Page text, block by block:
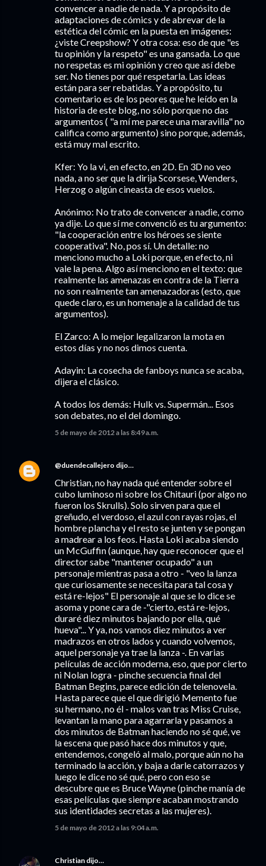
convencer a nadie de nada. Y a propósito de
adaptaciones de cómics y de abrevar de la
estética del cómic en la puesta en imágenes:
¿viste Creepshow? Y otra cosa: eso de que "es
tu opinión y la respeto" es una gansada. Lo que
no respetas es mi opinión y creo que así debe
ser. No tienes por qué respetarla. Las ideas
están para ser rebatidas. Y a propósito, tu
comentario es de los peores que he leído en la
historia de este blog, no sólo porque no das
argumentos ( "a mí me parece una maravilla" no
califica como argumento) sino porque, además,
está muy mal escrito.
Kfer: Yo la vi, en efecto, en 2D. En 3D no veo
nada, a no ser que la dirija Scorsese, Wenders,
Herzog o algún cineasta de esos vuelos.
Anónimo: No trato de convencer a nadie, como
ya dije. Lo que sí me convenció es tu argumento:
"la cooperación entre los héroes se siente
cooperativa". No, pos sí. Un detalle: no
menciono mucho a Loki porque, en efecto, ni
vale la pena. Algo así menciono en el texto: que
realmente las amenazas en contra de la Tierra
no son realmente tan amenazadoras (esto, que
quede claro, es un homenaje a la calidad de tus
argumentos).
El Zarco: A lo mejor legalizaron la mota en
estos días y no nos dimos cuenta.
Adayin: La cosecha de fanboys nunca se acaba,
dijera el clásico.
A todos los demás: Hulk vs. Supermán... Esos
son debates, no el del domingo.
5 de mayo de 2012 a las 8:49 a.m.
@duendecallejero dijo…
Christian, no hay nada qué entender sobre el
cubo luminoso ni sobre los Chitauri (por algo no
fueron los Skrulls). Solo sirven para que el
greñudo, el verdoso, el azul con rayas rojas, el
hombre plancha y el resto se junten y se pongan
a madrear a los feos. Hasta Loki acaba siendo
un McGuffin (aunque, hay que reconocer que el
director sabe "mantener ocupado" a un
personaje mientras pasa a otro - "veo la lanza
que curiosamente se necesita para tal cosa y
está re-lejos" El personaje al que se lo dice se
asoma y pone cara de -"cierto, está re-lejos,
duraré diez minutos bajando por ella, qué
hueva"... Y ya, nos vamos diez minutos a ver
madrazos en otros lados y cuando volvemos,
aquel personaje ya trae la lanza -. En varias
películas de acción moderna, eso, que por cierto
ni Nolan logra - pinche secuencia final del
Batman Begins, parece edición de telenovela.
Hasta parece que el que dirigió Memento fue
su hermano, no él - malos van tras Miss Cruise,
levantan la mano para agarrarla y pasamos a
dos minutos de Batman haciendo no sé qué, ve
la escena que pasó hace dos minutos y que,
entendemos, congeló al malo, porque aún no ha
terminado la acción, y baja a darle catorrazos y
luego le dice no sé qué, pero con eso se
descubre que es Bruce Wayne (pinche manía de
esas películas que siempre acaban mostrando
sus identidades secretas a las mujeres).
5 de mayo de 2012 a las 9:04 a.m.
Christian dijo…